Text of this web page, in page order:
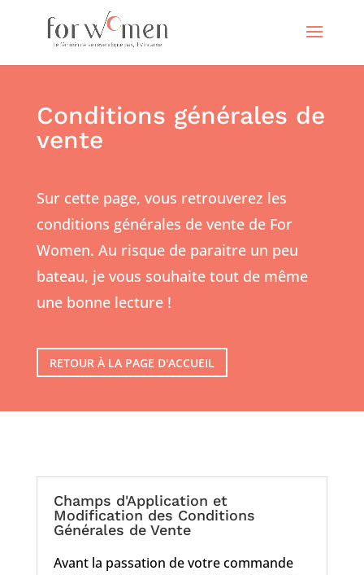
Conditions générales de
vente
Sur cette page, vous retrouverez les
conditions générales de vente de For
Women. Au risque de paraitre un peu
bateau, je vous souhaite tout de même
une bonne lecture !
RETOUR À LA PAGE D'ACCUEIL
Champs d'Application et
Modification des Conditions
Générales de Vente
Avant la passation de votre commande